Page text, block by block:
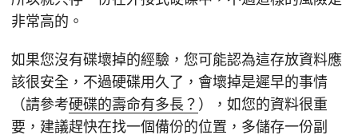
非常高的。
如果您沒有碟壞掉的經驗，您可能認為這存放資料應
該很安全，不過硬碟用久了，會壞掉是遲早的事情
（請參考硬碟的壽命有多長？ ），如您的資料很重
要，建議趕快在找一個備份的位置，多儲存一份副